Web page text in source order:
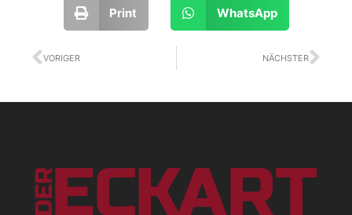
Print WhatsApp
Zurück
VORIGER NÄCHSTER